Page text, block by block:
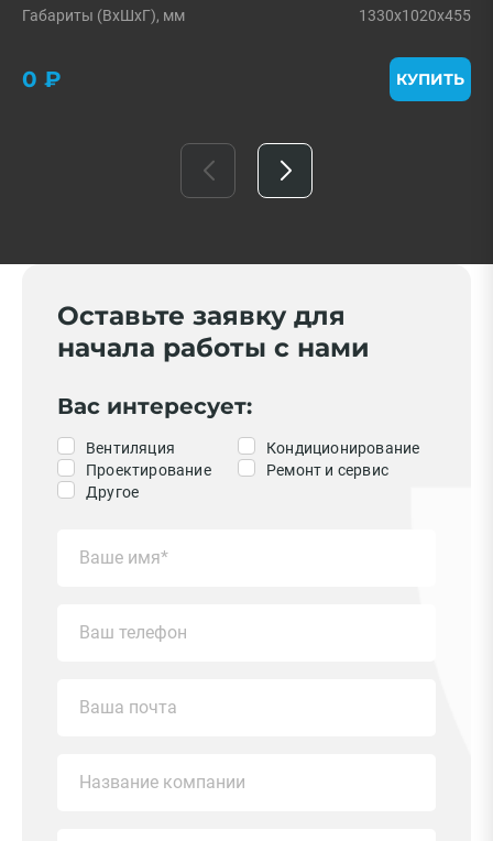
Габариты (ВхШхГ), мм
1330x1020x455
0 ₽ КУПИТЬ
Оставьте заявку для
начала работы с нами
Вас интересует:
Вентиляция
Кондиционирование
Проектирование
Ремонт и сервис
Другое